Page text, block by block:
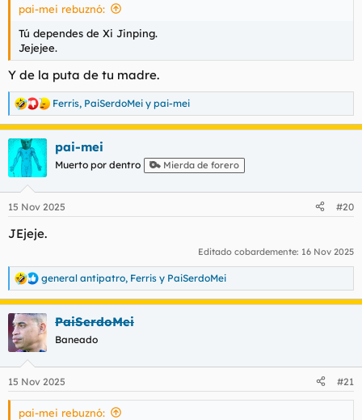
pai-mei rebuznó:
Tú dependes de Xi Jinping.
Jejejee.
Y de la puta de tu madre.
R
e
a
c
c
i
e
:
Ferris, PaiSerdoMei y pai-mei
pai-mei
Muerto por dentro Mierda de forero
15 Nov 2025 #20
JEjeje.
Editado cobardemente: 16 Nov 2025
R
e
a
c
c
i
e
s
general antipatro, Ferris y PaiSerdoMei
PaiSerdoMei
Baneado
15 Nov 2025 #21
pai-mei rebuznó: